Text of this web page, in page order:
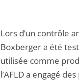
Lors d’un contrôle
Boxberger a été
utilisée comme
l’AFLD a engagé